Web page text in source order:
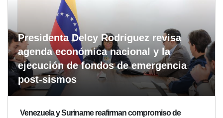
Presidenta Delcy Rodríguez revisa
agenda económica nacional y la
ejecución de fondos de emergencia
post-sismos
Venezuela y Suriname reafirman compromiso de